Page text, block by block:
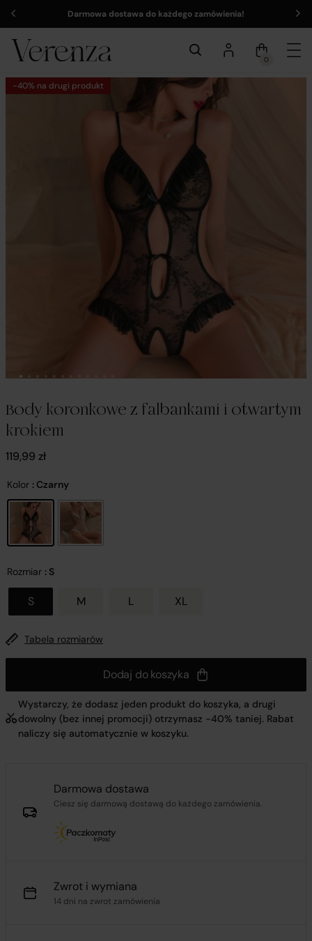
Darmowa dostawa do każdego zamówienia!
0
-40% na drugi produkt
Body koronkowe z falbankami i otwartym
krokiem
119,99 zł
Kolor : Czarny
Rozmiar : S
S M L XL
Tabela rozmiarów
Dodaj do koszyka
Wystarczy, że dodasz jeden produkt do koszyka, a drugi
dowolny (bez innej promocji) otrzymasz -40% taniej. Rabat
naliczy się automatycznie w koszyku.
Darmowa dostawa
Ciesz się darmową dostawą do każdego zamówienia.
Zwrot i wymiana
14 dni na zwrot zamówienia